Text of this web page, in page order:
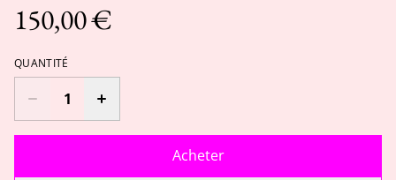
150,00 €
QUANTITÉ
Acheter